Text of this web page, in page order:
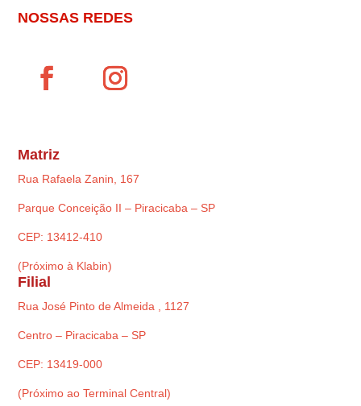
NOSSAS REDES
Matriz
Rua Rafaela Zanin, 167
Parque Conceição II – Piracicaba – SP
CEP: 13412-410
(Próximo à Klabin)
Filial
Rua José Pinto de Almeida , 1127
Centro – Piracicaba – SP
CEP: 13419-000
(Próximo ao Terminal Central)